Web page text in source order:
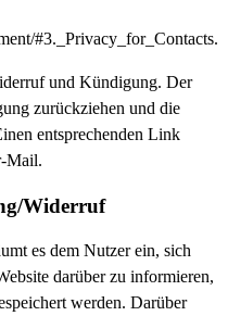
#3._Privacy_for_Contacts.
und Kündigung. Der
zurückziehen und die
entsprechenden Link
Mail.
Widerruf
es dem Nutzer ein, sich
darüber zu informieren,
werden. Darüber